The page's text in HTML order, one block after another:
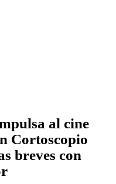
al cine
Cortoscopio
breves con